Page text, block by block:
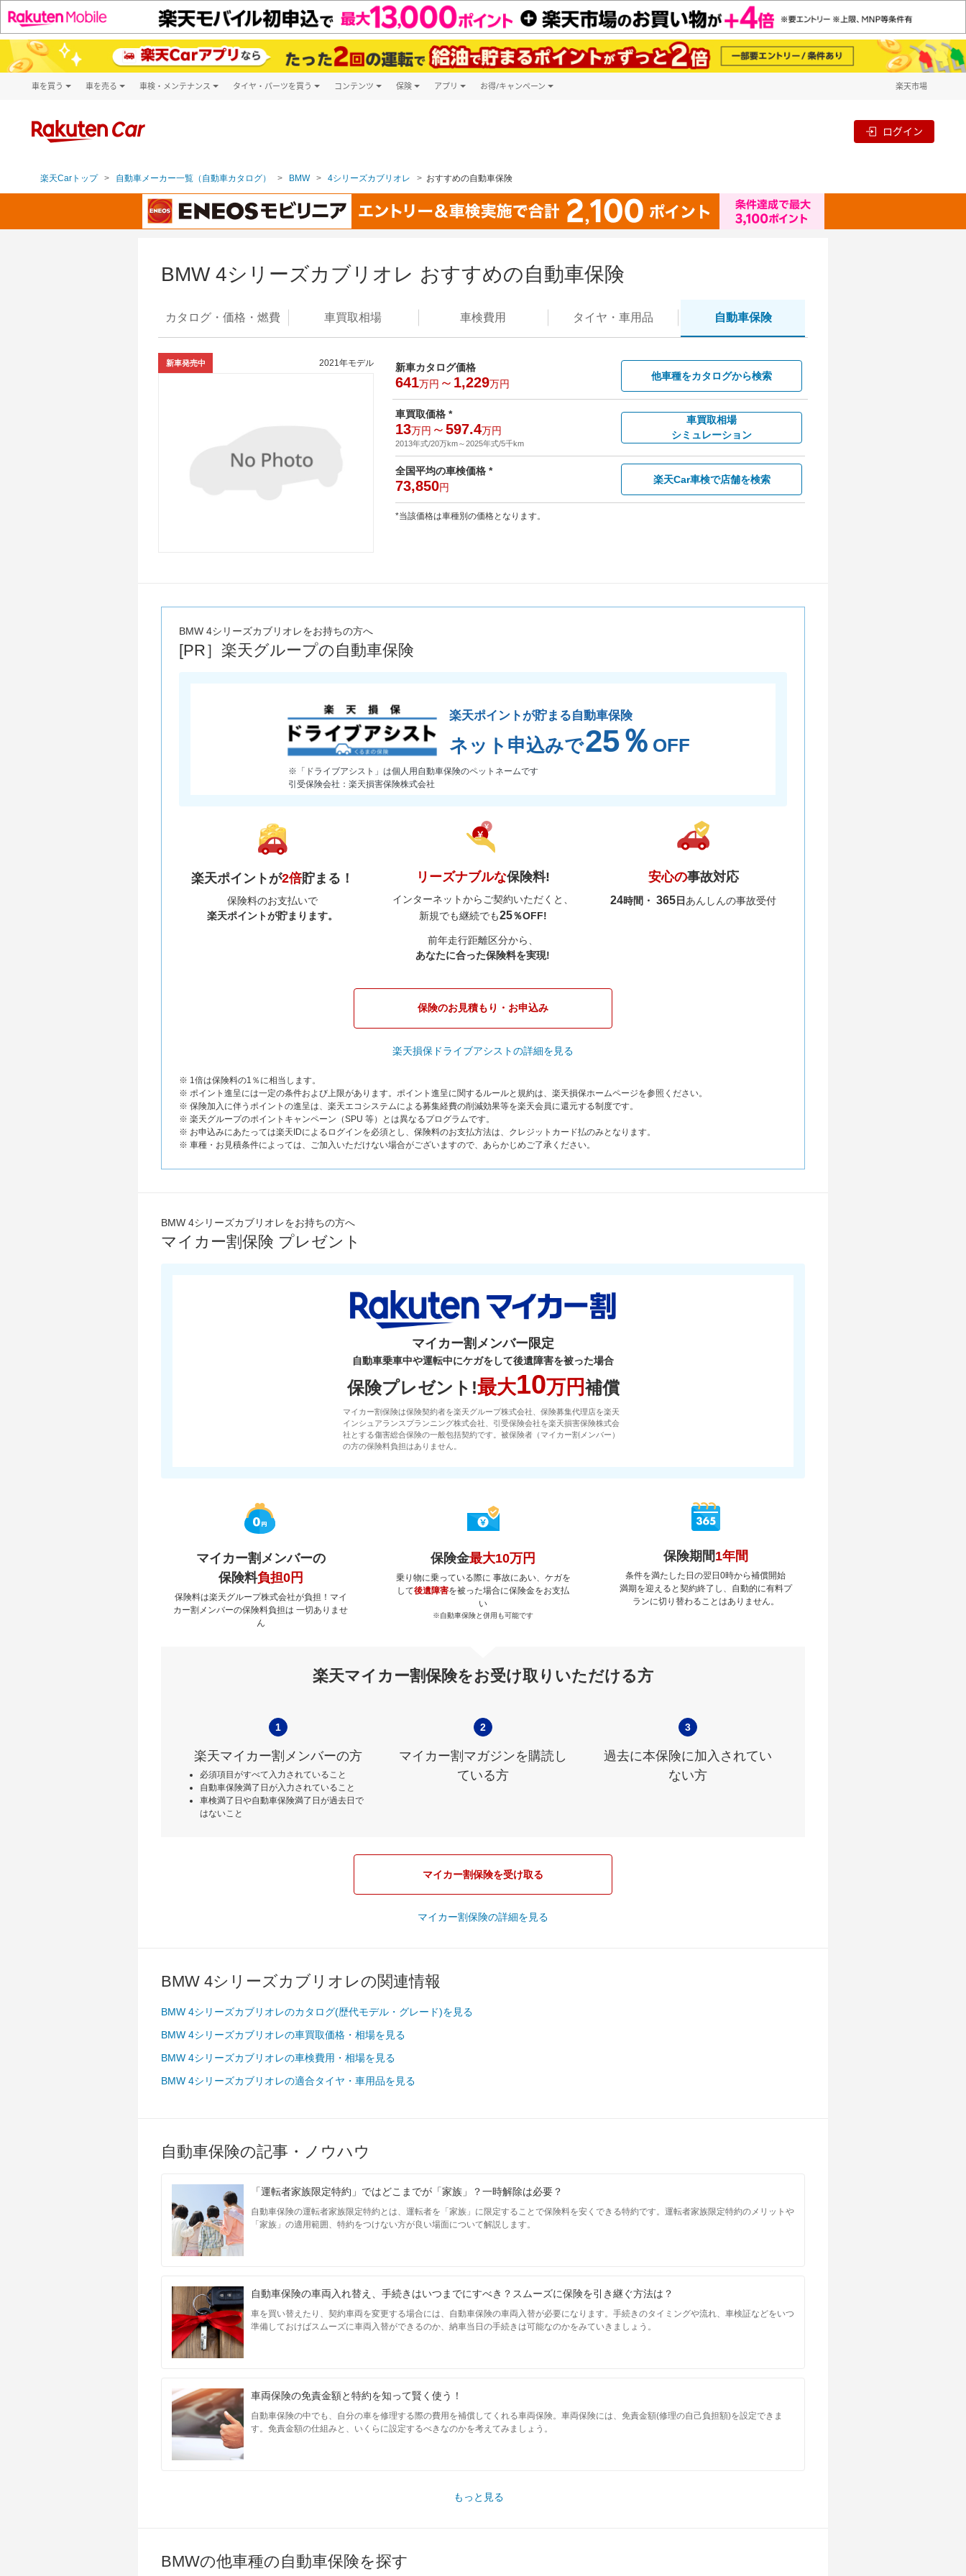
車を買う
新車
車を売る 車検・メンテナンス タイヤ・パーツを買う コンテンツ 保険 アプリ お得/キャンペーン 楽天市場
ログイン
楽天Carトップ 自動車メーカー一覧（自動車カタログ） BMW 4シリーズカブリオレ おすすめの自動車保険
BMW 4シリーズカブリオレ おすすめの自動車保険
カタログ・価格・燃費 車買取相場 車検費用 タイヤ・ 車用品 自動車保険
新車発売中 2021年モデル 新車カタログ価格
641万円 ～ 1,229万円
他車種をカタログから検索
車買取価格 *
13万円 ～597.4万円
2013年式/20万km～2025年式/5千km
車買取相場
シミュレーション
全国平均の車検価格 *
73,850円
楽天Car車検で店舗を検索
*当該価格は車種別の価格となります。
BMW 4シリーズカブリオレをお持ちの方へ
[PR］楽天グループの自動車保険
楽天ポイントが貯まる自動車保険
ネット申込みで25％ OFF
※「ドライブアシスト」は個人用自動車保険のペットネームです
引受保険会社：楽天損害保険株式会社
楽天ポイントが2倍貯まる！
保険料のお支払いで
楽天ポイントが貯まります。
リーズナブルな保険料!
インターネットからご契約いただくと、
新規でも継続でも25％OFF!
前年走行距離区分から、
あなたに合った保険料を実現!
安心の事故対応
24時間・365日あんしんの事故受付
保険のお見積もり・お申込み
楽天損保ドライブアシストの詳細を見る
※ 1倍は保険料の1％に相当します。
※ ポイント進呈には一定の条件および上限があります。ポイント進呈に関するルールと規約は、楽天損保ホームページを参照ください。
※ 保険加入に伴うポイントの進呈は、楽天エコシステムによる募集経費の削減効果等を楽天会員に還元する制度です。
※ 楽天グループのポイントキャンペーン（SPU 等）とは異なるプログラムです。
※ お申込みにあたっては楽天IDによるログインを必須とし、保険料のお支払方法は、クレジットカード払のみとなります。
※ 車種・お見積条件によっては、ご加入いただけない場合がございますので、あらかじめご了承ください。
BMW 4シリーズカブリオレをお持ちの方へ
マイカー割保険 プレゼント
マイカー割メンバー限定
自動車乗車中や運転中にケガをして後遺障害を被った場合
保険プレゼント!最大10万円補償
マイカー割保険は保険契約者を楽天グループ株式会社、保険募集代理店を楽天
インシュアランスプランニング株式会社、引受保険会社を楽天損害保険株式会
社とする傷害総合保険の一般包括契約です。被保険者（マイカー割メンバー）
の方の保険料負担はありません。
マイカー割メンバーの
保険料負担0円
保険料は楽天グループ株式会社が負担！マイ
カー割メンバーの保険料負担は 一切ありませ
ん
保険金最大10万円
乗り物に乗っている際に 事故にあい、ケガを
して後遺障害を被った場合に保険金をお支払
い
※自動車保険と併用も可能です
保険期間1年間
条件を満たした日の翌日0時から補償開始
満期を迎えると契約終了し、自動的に有料プ
ランに切り替わることはありません。
楽天マイカー割保険をお受け取りいただける方
1
楽天マイカー割メンバーの方
必須項目がすべて入力されていること
自動車保険満了日が入力されていること
車検満了日や自動車保険満了日が過去日で
はないこと
2
マイカー割マガジンを購読し
ている方
3
過去に本保険に加入されてい
ない方
マイカー割保険を受け取る
マイカー割保険の詳細を見る
BMW 4シリーズカブリオレの関連情報
BMW 4シリーズカブリオレのカタログ(歴代モデル・グレード)を見る
BMW 4シリーズカブリオレの車買取価格・相場を見る
BMW 4シリーズカブリオレの車検費用・相場を見る
BMW 4シリーズカブリオレの適合タイヤ・車用品を見る
自動車保険の記事・ノウハウ
「運転者家族限定特約」ではどこまでが「家族」？一時解除は必要？
自動車保険の運転者家族限定特約とは、運転者を「家族」に限定することで保険料を安くできる特約です。運転者家族限定特約のメリットや
「家族」の適用範囲、特約をつけない方が良い場面について解説します。
自動車保険の車両入れ替え、手続きはいつまでにすべき？スムーズに保険を引き継ぐ方法は？
車を買い替えたり、契約車両を変更する場合には、自動車保険の車両入替が必要になります。手続きのタイミングや流れ、車検証などをいつ
準備しておけばスムーズに車両入替ができるのか、納車当日の手続きは可能なのかをみていきましょう。
車両保険の免責金額と特約を知って賢く使う！
自動車保険の中でも、自分の車を修理する際の費用を補償してくれる車両保険。車両保険には、免責金額(修理の自己負担額)を設定できま
す。免責金額の仕組みと、いくらに設定するべきなのかを考えてみましょう。
もっと見る
BMWの他車種の自動車保険を探す